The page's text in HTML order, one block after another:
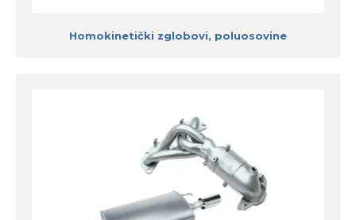
Homokinetički zglobovi, poluosovine